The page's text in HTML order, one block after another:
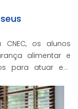
os alunos
alimentar e
para atuar em